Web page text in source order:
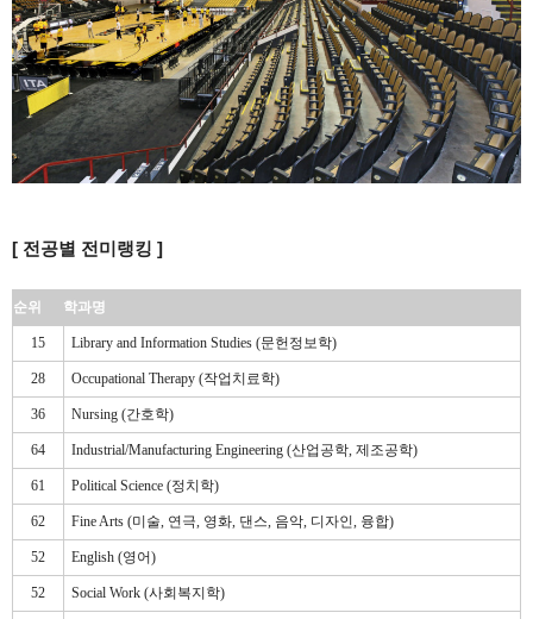
[ 전공별 전미랭킹 ]
순위 학과명
15 Library and Information Studies (문헌정보학)
28 Occupational Therapy (작업치료학)
36 Nursing (간호학)
64 Industrial/Manufacturing Engineering (산업공학, 제조공학)
61 Political Science (정치학)
62 Fine Arts (미술, 연극, 영화, 댄스, 음악, 디자인, 융합)
52 English (영어)
52 Social Work (사회복지학)